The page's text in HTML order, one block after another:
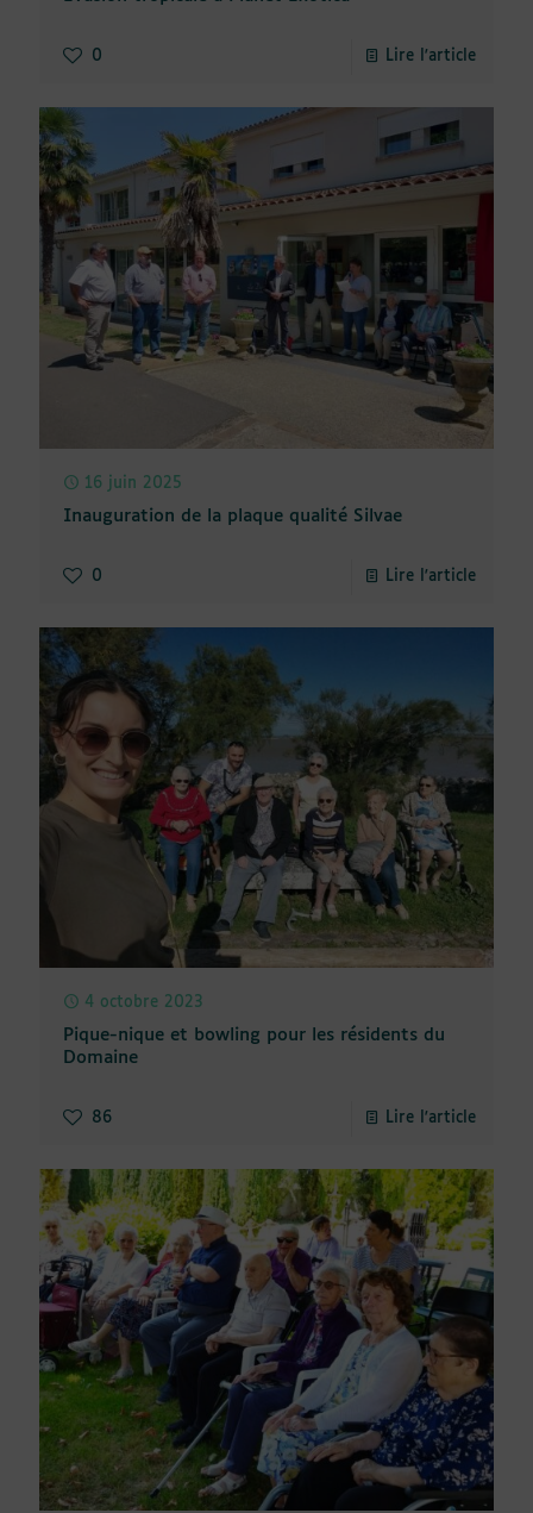
0 Lire l'article
16 juin 2025
Inauguration de la plaque qualité Silvae
0 Lire l'article
4 octobre 2023
Pique-nique et bowling pour les résidents du
Domaine
86 Lire l'article